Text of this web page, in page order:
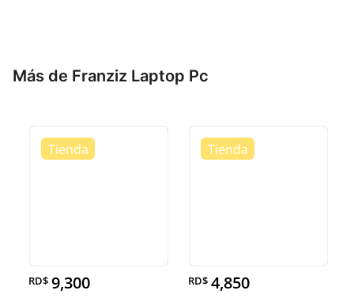
Más de Franziz Laptop Pc
RD$ 9,300 RD$ 4,850